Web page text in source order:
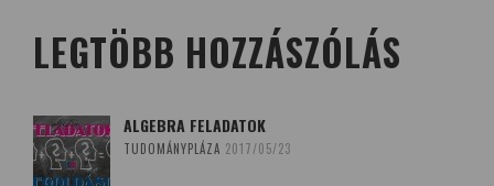
LEGTÖBB HOZZÁSZÓLÁS
ALGEBRA FELADATOK
TUDOMÁNYPLÁZA 2017/05/23